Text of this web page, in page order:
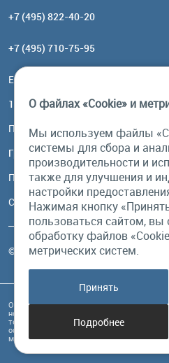
+7 (495) 822-40-20
+7 (495) 710-75-95
Email:
117485, Москва, ул.
Посмотреть на карте
График работы
Пн-Пт: с 10:00 до 18:00
Сб, Вс: выходной
© Бурый Медведь MMXXVI. Все
Обращаем Ваше внимание на то, что
носит исключительно информационный
техническая информация, размещенная на
офертой, определяемой положениями
может быть изменена в любое время без
О файлах «Cookie» и
Мы используем файлы
системы для сбора и
производительности и
также для улучшения и
настройки
Нажимая кнопку
пользоваться сайтом, вы
обработку файлов
метрических систем.
Принять
Подробнее